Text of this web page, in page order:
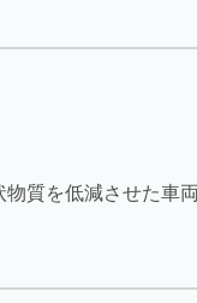
質を低減させた車